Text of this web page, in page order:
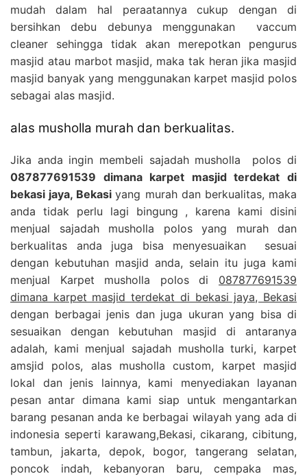
mudah dalam hal peraatannya cukup dengan di
bersihkan debu debunya menggunakan vaccum
cleaner sehingga tidak akan merepotkan pengurus
masjid atau marbot masjid, maka tak heran jika masjid
masjid banyak yang menggunakan karpet masjid polos
sebagai alas masjid.
alas musholla murah dan berkualitas.
Jika anda ingin membeli sajadah musholla polos di
087877691539 dimana karpet masjid terdekat di
bekasi jaya, Bekasiyang murah dan berkualitas, maka
anda tidak perlu lagi bingung , karena kami disini
menjual sajadah musholla polos yang murah dan
berkualitas anda juga bisa menyesuaikan sesuai
dengan kebutuhan masjid anda, selain itu juga kami
menjual Karpet musholla polos di 087877691539
dimana karpet masjid terdekat di bekasi jaya, Bekasi
dengan berbagai jenis dan juga ukuran yang bisa di
sesuaikan dengan kebutuhan masjid di antaranya
adalah, kami menjual sajadah musholla turki, karpet
amsjid polos, alas musholla custom, karpet masjid
lokal dan jenis lainnya, kami menyediakan layanan
pesan antar dimana kami siap untuk mengantarkan
barang pesanan anda ke berbagai wilayah yang ada di
indonesia seperti karawang,Bekasi, cikarang, cibitung,
tambun, jakarta, depok, bogor, tangerang selatan,
poncok indah, kebanyoran baru, cempaka mas,